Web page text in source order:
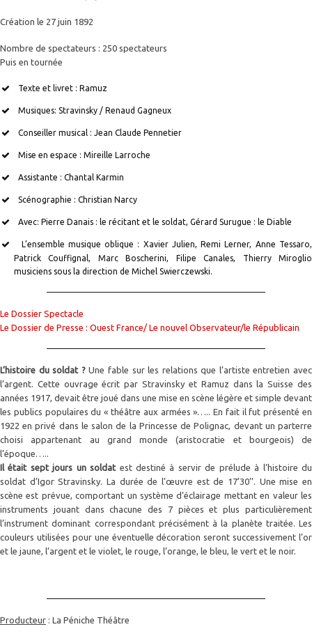
Création le 27 juin 1892
Nombre de spectateurs : 250 spectateurs
Puis en tournée
Texte et livret : Ramuz
Musiques: Stravinsky / Renaud Gagneux
Conseiller musical : Jean Claude Pennetier
Mise en espace : Mireille Larroche
Assistante : Chantal Karmin
Scénographie : Christian Narcy
Avec: Pierre Danais : le récitant et le soldat, Gérard Surugue : le Diable
L’ensemble musique oblique : Xavier Julien, Remi Lerner, Anne Tessaro,
Patrick Couffignal, Marc Boscherini, Filipe Canales, Thierry Miroglio
musiciens sous la direction de Michel Swierczewski.
Le Dossier Spectacle
Le Dossier de Presse : Ouest France/ Le nouvel Observateur/le Républicain
L’histoire du soldat ?Une fable sur les relations que l’artiste entretien avec
l’argent. Cette ouvrage écrit par Stravinsky et Ramuz dans la Suisse des
années 1917, devait être joué dans une mise en scène légère et simple devant
les publics populaires du « théâtre aux armées »….. En fait il fut présenté en
1922 en privé dans le salon de la Princesse de Polignac, devant un parterre
choisi appartenant au grand monde (aristocratie et bourgeois) de
l’époque…..
Il était sept jours un soldatest destiné à servir de prélude à l’histoire du
soldat d’Igor Stravinsky. La durée de l’œuvre est de 17’30’’. Une mise en
scène est prévue, comportant un système d’éclairage mettant en valeur les
instruments jouant dans chacune des 7 pièces et plus particulièrement
l’instrument dominant correspondant précisément à la planète traitée. Les
couleurs utilisées pour une éventuelle décoration seront successivement l’or
et le jaune, l’argent et le violet, le rouge, l’orange, le bleu, le vert et le noir.
Producteur : La Péniche Théâtre